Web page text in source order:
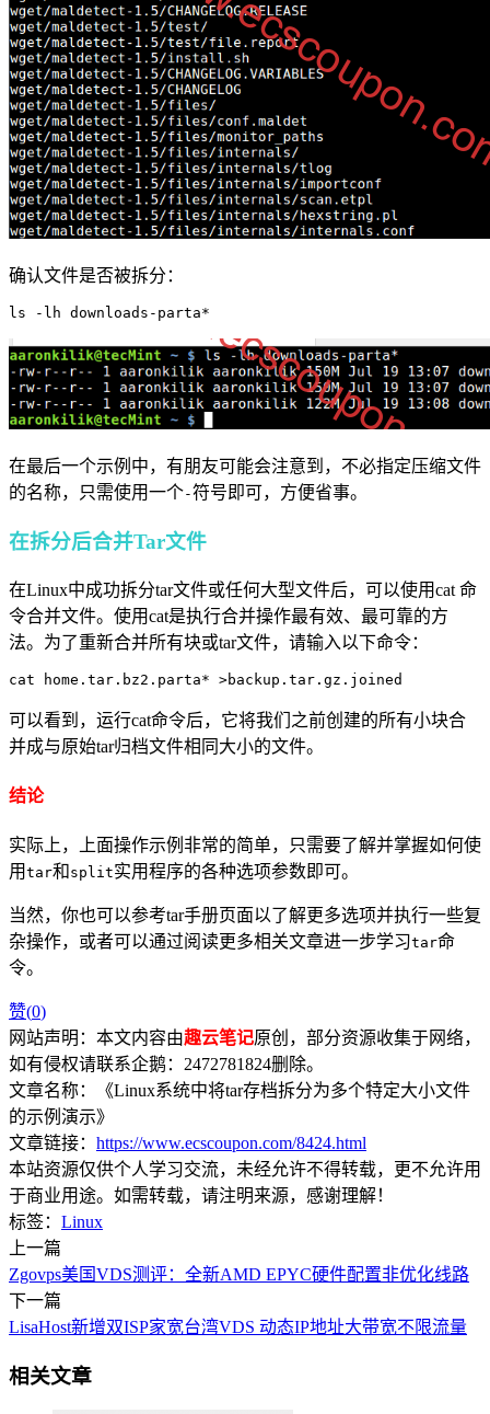
确认文件是否被拆分：
在最后一个示例中，有朋友可能会注意到，不必指定压缩文件
的名称，只需使用一个-符号即可，方便省事。
在拆分后合并Tar文件
在Linux中成功拆分tar文件或任何大型文件后，可以使用cat 命
令合并文件。使用cat是执行合并操作最有效、最可靠的方
法。为了重新合并所有块或tar文件，请输入以下命令：
可以看到，运行cat命令后，它将我们之前创建的所有小块合
并成与原始tar归档文件相同大小的文件。
结论
实际上，上面操作示例非常的简单，只需要了解并掌握如何使
用 tar和 split实用程序的各种选项参数即可。
当然，你也可以参考tar手册页面以了解更多选项并执行一些复
杂操作，或者可以通过阅读更多相关文章进一步学习tar命
令。
赞(0)
网站声明：本文内容由趣云笔记原创，部分资源收集于网络，
如有侵权请联系企鹅：2472781824删除。
文章名称：《Linux系统中将tar存档拆分为多个特定大小文件
的示例演示》
文章链接： https://www.ecscoupon.com/8424.html
本站资源仅供个人学习交流，未经允许不得转载，更不允许用
于商业用途。如需转载，请注明来源，感谢理解！
标签： Linux
上一篇
Zgovps美国VDS测评：全新AMD EPYC硬件配置非优化线路
下一篇
LisaHost新增双ISP家宽台湾VDS 动态IP地址大带宽不限流量
相关文章